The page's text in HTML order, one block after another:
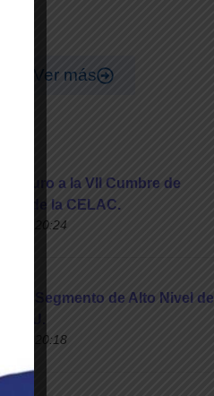
Ver más
a la VII Cumbre de
de la CELAC.
las 20:24
el Segmento de Alto Nivel de
a las 20:18